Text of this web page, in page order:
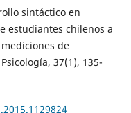
sintáctico en
estudiantes chilenos a
de
37(1), 135-